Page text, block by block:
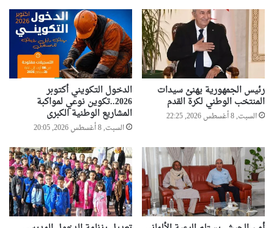
رئيس الجمهورية يهنئ سيدات
المنتخب الوطني لكرة القدم
السبت, 8 أغسطس 2026, 22:25
الدخول التكويني أكتوبر
2026..تكوين نوعي لمواكبة
المشاريع الوطنية الكبرى
السبت, 8 أغسطس 2026, 20:05